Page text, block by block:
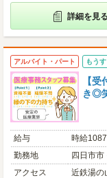
詳細を見る
アルバイト・パート もう
【
き◎
給与
時給
勤務地
四日市
アクセス
近鉄湯の